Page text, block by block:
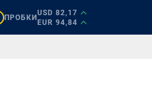
ПРОБКИ
USD 82,17
EUR 94,84